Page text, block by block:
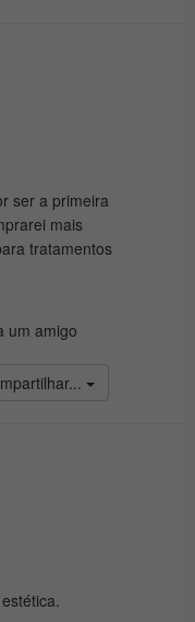
ser a primeira
mais
tratamentos
um amigo